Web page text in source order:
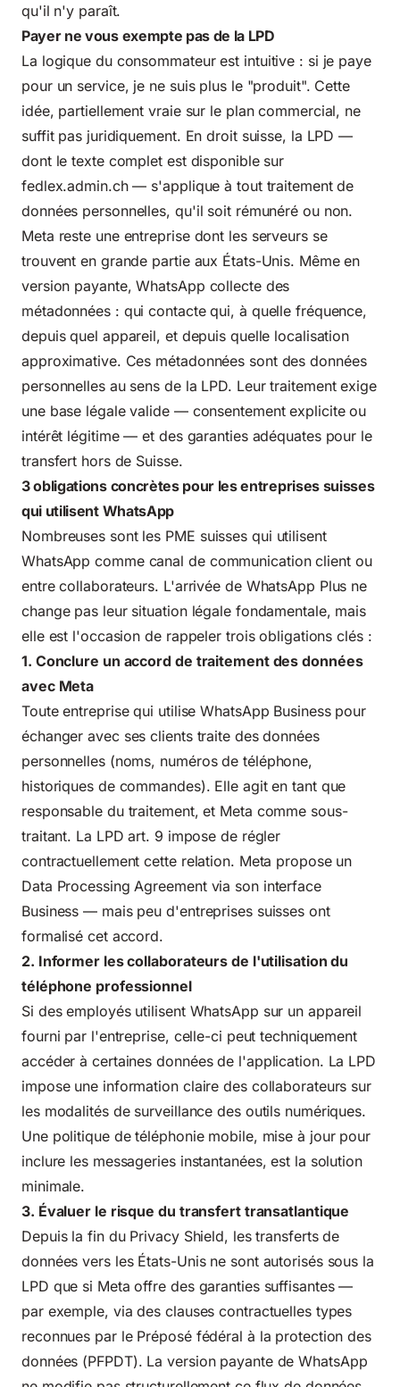
qu'il n'y paraît.
Payer ne vous exempte pas de la LPD
La logique du consommateur est intuitive : si je paye
pour un service, je ne suis plus le "produit". Cette
idée, partiellement vraie sur le plan commercial, ne
suffit pas juridiquement. En droit suisse, la LPD —
dont le texte complet est disponible sur
fedlex.admin.ch— s'applique à tout traitement de
données personnelles, qu'il soit rémunéré ou non.
Meta reste une entreprise dont les serveurs se
trouvent en grande partie aux États-Unis. Même en
version payante, WhatsApp collecte des
métadonnées : qui contacte qui, à quelle fréquence,
depuis quel appareil, et depuis quelle localisation
approximative. Ces métadonnées sont des données
personnelles au sens de la LPD. Leur traitement exige
une base légale valide — consentement explicite ou
intérêt légitime — et des garanties adéquates pour le
transfert hors de Suisse.
3 obligations concrètes pour les entreprises suisses
qui utilisent WhatsApp
Nombreuses sont les PME suisses qui utilisent
WhatsApp comme canal de communication client ou
entre collaborateurs. L'arrivée de WhatsApp Plus ne
change pas leur situation légale fondamentale, mais
elle est l'occasion de rappeler trois obligations clés :
1. Conclure un accord de traitement des données
avec Meta
Toute entreprise qui utilise WhatsApp Business pour
échanger avec ses clients traite des données
personnelles (noms, numéros de téléphone,
historiques de commandes). Elle agit en tant que
responsable du traitement, et Meta comme sous-
traitant. La LPD art. 9 impose de régler
contractuellement cette relation. Meta propose un
Data Processing Agreement via son interface
Business — mais peu d'entreprises suisses ont
formalisé cet accord.
2. Informer les collaborateurs de l'utilisation du
téléphone professionnel
Si des employés utilisent WhatsApp sur un appareil
fourni par l'entreprise, celle-ci peut techniquement
accéder à certaines données de l'application. La LPD
impose une information claire des collaborateurs sur
les modalités de surveillance des outils numériques.
Une politique de téléphonie mobile, mise à jour pour
inclure les messageries instantanées, est la solution
minimale.
3. Évaluer le risque du transfert transatlantique
Depuis la fin du Privacy Shield, les transferts de
données vers les États-Unis ne sont autorisés sous la
LPD que si Meta offre des garanties suffisantes —
par exemple, via des clauses contractuelles types
reconnues par le Préposé fédéral à la protection des
données (PFPDT). La version payante de WhatsApp